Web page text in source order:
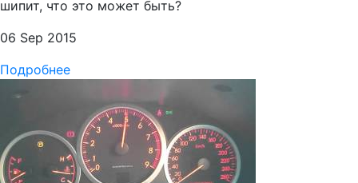
шипит, что это может быть?
06 Sep 2015
Подробнее